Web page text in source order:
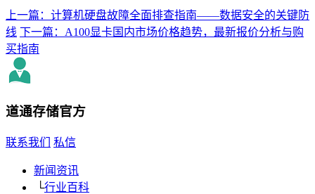
上一篇：计算机硬盘故障全面排查指南——数据安全的关键防
线 下一篇：A100显卡国内市场价格趋势，最新报价分析与购
买指南
道通存储官方
联系我们 私信
新闻资讯
└行业百科